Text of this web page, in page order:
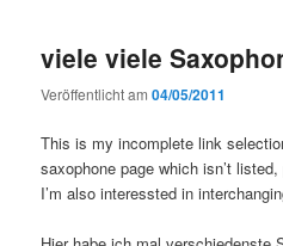
viele viele
Veröffentlicht am04/05/2011
This is my incomplete link
saxophone page which isn’t
I’m also interessted in